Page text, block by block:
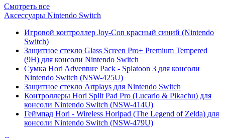
Смотреть все
Аксессуары Nintendo Switch
Игровой контроллер Joy-Con красный синий (Nintendo
Switch)
Защитное стекло Glass Screen Pro+ Premium Tempered
(9H) для консоли Nintendo Switch
Сумка Hori Adventure Pack - Splatoon 3 для консоли
Nintendo Switch (NSW-425U)
Защитное стекло Artplays для Nintendo Switch
Контроллеры Hori Split Pad Pro (Lucario & Pikachu) для
консоли Nintendo Switch (NSW-414U)
Геймпад Hori - Wireless Horipad (The Legend of Zelda) для
консоли Nintendo Switch (NSW-479U)